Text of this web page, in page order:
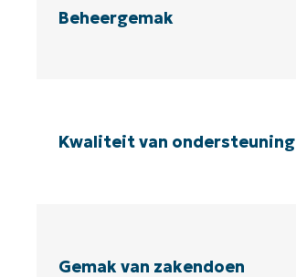
Beheergemak
Kwaliteit van ondersteuning
Gemak van zakendoen